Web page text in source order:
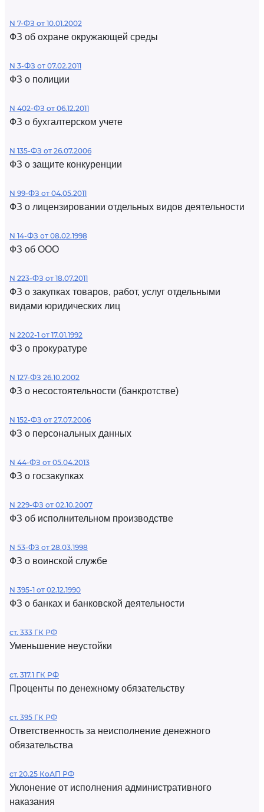
N 7-ФЗ от 10.01.2002
ФЗ об охране окружающей среды
N 3-ФЗ от 07.02.2011
ФЗ о полиции
N 402-ФЗ от 06.12.2011
ФЗ о бухгалтерском учете
N 135-ФЗ от 26.07.2006
ФЗ о защите конкуренции
N 99-ФЗ от 04.05.2011
ФЗ о лицензировании отдельных видов деятельности
N 14-ФЗ от 08.02.1998
ФЗ об ООО
N 223-ФЗ от 18.07.2011
ФЗ о закупках товаров, работ, услуг отдельными
видами юридических лиц
N 2202-1 от 17.01.1992
ФЗ о прокуратуре
N 127-ФЗ 26.10.2002
ФЗ о несостоятельности (банкротстве)
N 152-ФЗ от 27.07.2006
ФЗ о персональных данных
N 44-ФЗ от 05.04.2013
ФЗ о госзакупках
N 229-ФЗ от 02.10.2007
ФЗ об исполнительном производстве
N 53-ФЗ от 28.03.1998
ФЗ о воинской службе
N 395-1 от 02.12.1990
ФЗ о банках и банковской деятельности
ст. 333 ГК РФ
Уменьшение неустойки
ст. 317.1 ГК РФ
Проценты по денежному обязательству
ст. 395 ГК РФ
Ответственность за неисполнение денежного
обязательства
ст 20.25 КоАП РФ
Уклонение от исполнения административного
наказания